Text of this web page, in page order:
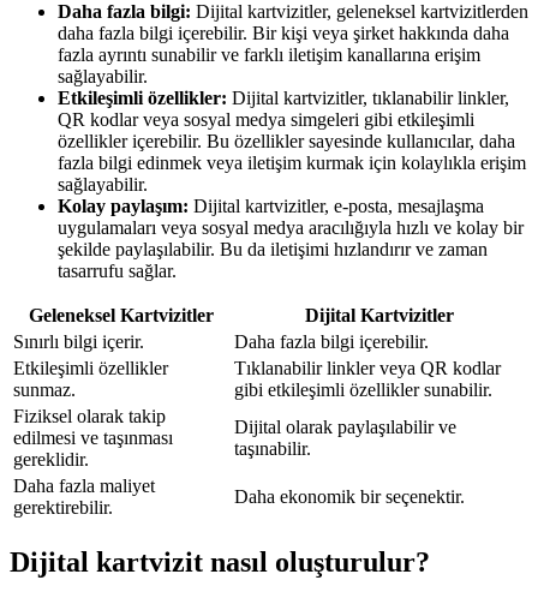
Daha fazla bilgi: Dijital kartvizitler, geleneksel kartvizitlerden
daha fazla bilgi içerebilir. Bir kişi veya şirket hakkında daha
fazla ayrıntı sunabilir ve farklı iletişim kanallarına erişim
sağlayabilir.
Etkileşimli özellikler: Dijital kartvizitler, tıklanabilir linkler,
QR kodlar veya sosyal medya simgeleri gibi etkileşimli
özellikler içerebilir. Bu özellikler sayesinde kullanıcılar, daha
fazla bilgi edinmek veya iletişim kurmak için kolaylıkla erişim
sağlayabilir.
Kolay paylaşım: Dijital kartvizitler, e-posta, mesajlaşma
uygulamaları veya sosyal medya aracılığıyla hızlı ve kolay bir
şekilde paylaşılabilir. Bu da iletişimi hızlandırır ve zaman
tasarrufu sağlar.
Geleneksel Kartvizitler
Dijital Kartvizitler
Sınırlı bilgi içerir.
Daha fazla bilgi içerebilir.
Etkileşimli özellikler
sunmaz.
Tıklanabilir linkler veya QR kodlar
gibi etkileşimli özellikler sunabilir.
Fiziksel olarak takip
edilmesi ve taşınması
gereklidir.
Dijital olarak paylaşılabilir ve
taşınabilir.
Daha fazla maliyet
gerektirebilir.
Daha ekonomik bir seçenektir.
Dijital kartvizit nasıl oluşturulur?